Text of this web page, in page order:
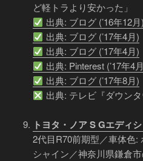
ど軽トラより安かった」
出典: ブログ (’16年12月)
出典: ブログ (’17年4月)
出典: ブログ (’17年4月)
出典: Pinterest (’17年4
出典: ブログ (’17年8月)
出典: テレビ『ダウン
トヨタ・ノア S Gエディ
2代目R70前期型／車体色
シャイン／神奈川県鎌倉